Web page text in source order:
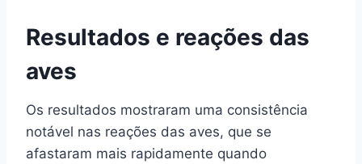
Resultados e reações das
aves
Os resultados mostraram uma consistência
notável nas reações das aves, que se
afastaram mais rapidamente quando